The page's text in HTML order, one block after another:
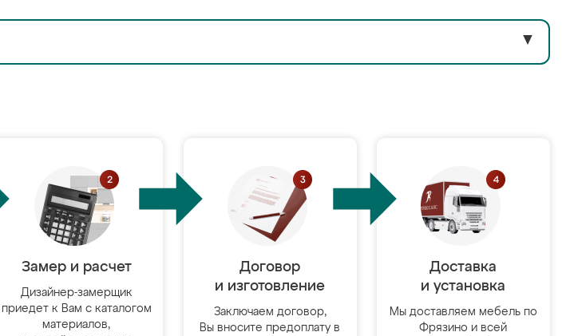
▼
Замер и расчет
Дизайнер-замерщик
приедет к Вам с каталогом
материалов,
Договор
и изготовление
Заключаем договор,
Вы вносите предоплату в
Доставка
и установка
Мы доставляем мебель по
Фрязино и всей